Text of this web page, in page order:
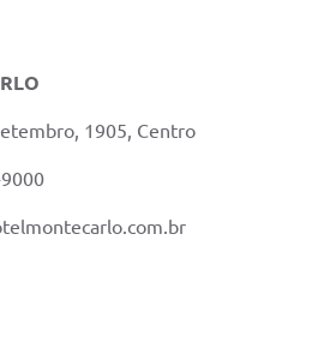
1905, Centro